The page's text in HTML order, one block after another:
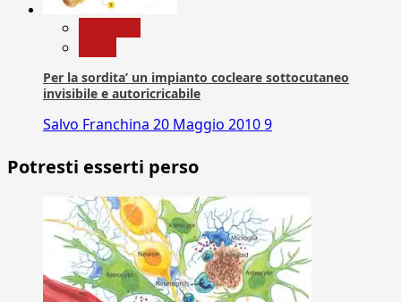
Per la sordita’ un impianto cocleare sottocutaneo
invisibile e autoricricabile
Salvo Franchina 20 Maggio 20109
Potresti esserti perso